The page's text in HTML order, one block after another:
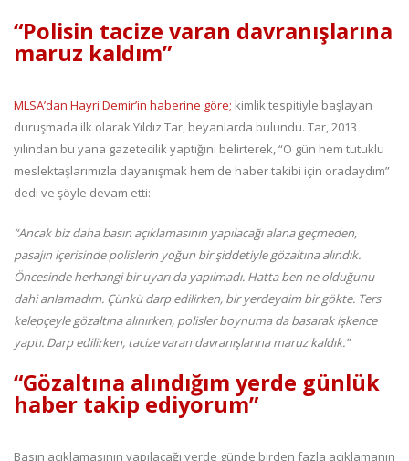
“Polisin tacize varan davranışlarına
maruz kaldım”
MLSA’dan Hayri Demir’in haberine göre; kimlik tespitiyle başlayan
duruşmada ilk olarak Yıldız Tar, beyanlarda bulundu. Tar, 2013
yılından bu yana gazetecilik yaptığını belirterek, “O gün hem tutuklu
meslektaşlarımızla dayanışmak hem de haber takibi için oradaydım”
dedi ve şöyle devam etti:
“Ancak biz daha basın açıklamasının yapılacağı alana geçmeden,
pasajın içerisinde polislerin yoğun bir şiddetiyle gözaltına alındık.
Öncesinde herhangi bir uyarı da yapılmadı. Hatta ben ne olduğunu
dahi anlamadım. Çünkü darp edilirken, bir yerdeydim bir gökte. Ters
kelepçeyle gözaltına alınırken, polisler boynuma da basarak işkence
yaptı. Darp edilirken, tacize varan davranışlarına maruz kaldık.”
“Gözaltına alındığım yerde günlük
haber takip ediyorum”
Basın açıklamasının yapılacağı yerde günde birden fazla açıklamanın